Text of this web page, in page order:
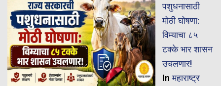
पशुधनासाठी
मोठी घोषणा:
विम्याचा ८५
टक्के भार शासन
उचलणार!
Inमहाराष्ट्र